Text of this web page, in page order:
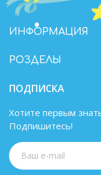
ИНФОРМАЦИЯ
РОЗДЕЛЫ
ПОДПИСКА
Хотите первым
Подпишитесь!